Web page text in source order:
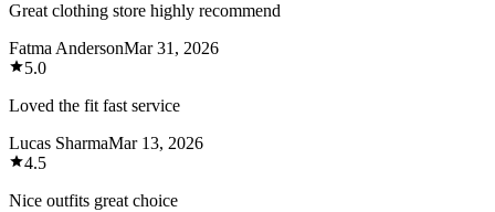
Great clothing store highly recommend
Fatma AndersonMar 31, 2026
5.0
Loved the fit fast service
Lucas SharmaMar 13, 2026
4.5
Nice outfits great choice